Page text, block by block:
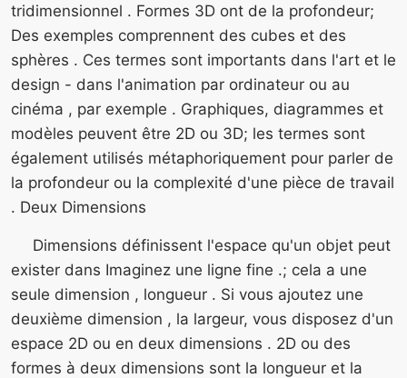
tridimensionnel . Formes 3D ont de la profondeur;
Des exemples comprennent des cubes et des
sphères . Ces termes sont importants dans l'art et le
design - dans l'animation par ordinateur ou au
cinéma , par exemple . Graphiques, diagrammes et
modèles peuvent être 2D ou 3D; les termes sont
également utilisés métaphoriquement pour parler de
la profondeur ou la complexité d'une pièce de travail
. Deux Dimensions
Dimensions définissent l'espace qu'un objet peut
exister dans Imaginez une ligne fine .; cela a une
seule dimension , longueur . Si vous ajoutez une
deuxième dimension , la largeur, vous disposez d'un
espace 2D ou en deux dimensions . 2D ou des
formes à deux dimensions sont la longueur et la